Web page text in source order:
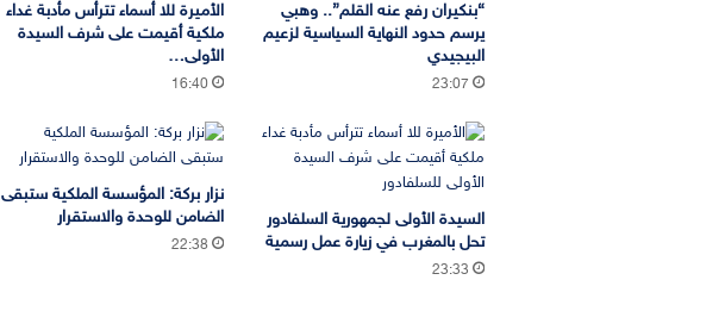
“بنكيران رفع عنه القلم”.. وهبي
يرسم حدود النهاية السياسية لزعيم
البيجيدي
23:07
الأميرة للا أسماء تترأس مأدبة غداء
ملكية أقيمت على شرف السيدة
الأولى…
16:40
السيدة الأولى لجمهورية السلفادور
تحل بالمغرب في زيارة عمل رسمية
23:33
نزار بركة: المؤسسة الملكية ستبقى
الضامن للوحدة والاستقرار
22:38